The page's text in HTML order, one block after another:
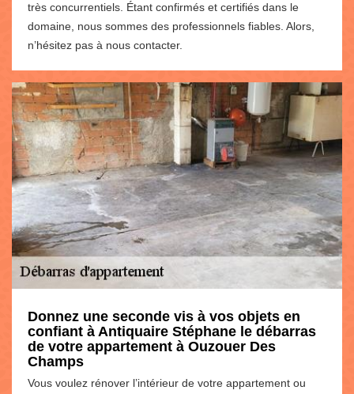
très concurrentiels. Étant confirmés et certifiés dans le
domaine, nous sommes des professionnels fiables. Alors,
n’hésitez pas à nous contacter.
Donnez une seconde vis à vos objets en
confiant à Antiquaire Stéphane le débarras
de votre appartement à Ouzouer Des
Champs
Vous voulez rénover l’intérieur de votre appartement ou